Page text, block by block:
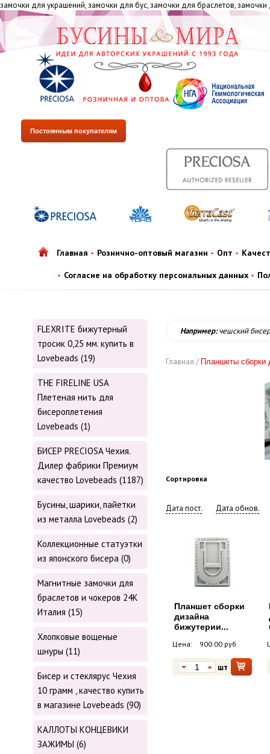
замочки для украшений, замочки для бус, замочки для браслетов,
Постоянным покупателям
Главная Рознично-оптовый магазин Опт
Согласие на обработку персональных данных
FLEXRITE бижутерный
тросик 0,25 мм. купить в
Lovebeads (19)
THE FIRELINE USA
Плетеная нить для
бисероплетения
Lovebeads (1)
БИСЕР PRECIOSA Чехия.
Дилер фабрики Премиум
качество Lovebeads (1187)
Бусины, шарики, пайетки
из металла Lovebeads (2)
Коллекционные статуэтки
из японского бисера (0)
Магнитные замочки для
браслетов и чокеров 24К
Италия (15)
Хлопковые вощеные
шнуры (11)
Бисер и стеклярус Чехия
10 грамм , качество купить
в магазине Lovebeads (90)
КАЛЛОТЫ КОНЦЕВИКИ
ЗАЖИМЫ (6)
Например:чешский бисер
Главная / Планшеты сборки
Сортировка
Дата пост. Дата обнов.
Планшет сборки
дизайна
бижутерии...
Цена: 900.00 руб
шт